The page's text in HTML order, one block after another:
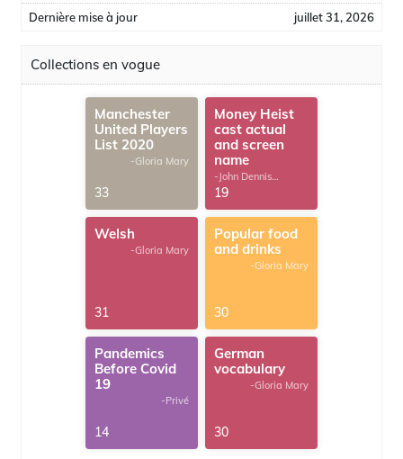
Dernière mise à jour juillet 31, 2026
Collections en vogue
Manchester
United Players
List 2020
-Gloria Mary
33
Money Heist
cast actual
and screen
name
-John Dennis
G.Thomas
19
Welsh
-Gloria Mary
31
Popular food
and drinks
-Gloria Mary
30
Pandemics
Before Covid
19
-Privé
14
German
vocabulary
-Gloria Mary
30